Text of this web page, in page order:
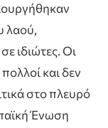
λαού,
ιδιώτες. Οι
και δεν
στο πλευρό
Ένωση